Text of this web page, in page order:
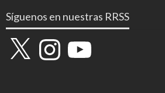
Síguenos en nuestras RRSS
X InstagramYouTube